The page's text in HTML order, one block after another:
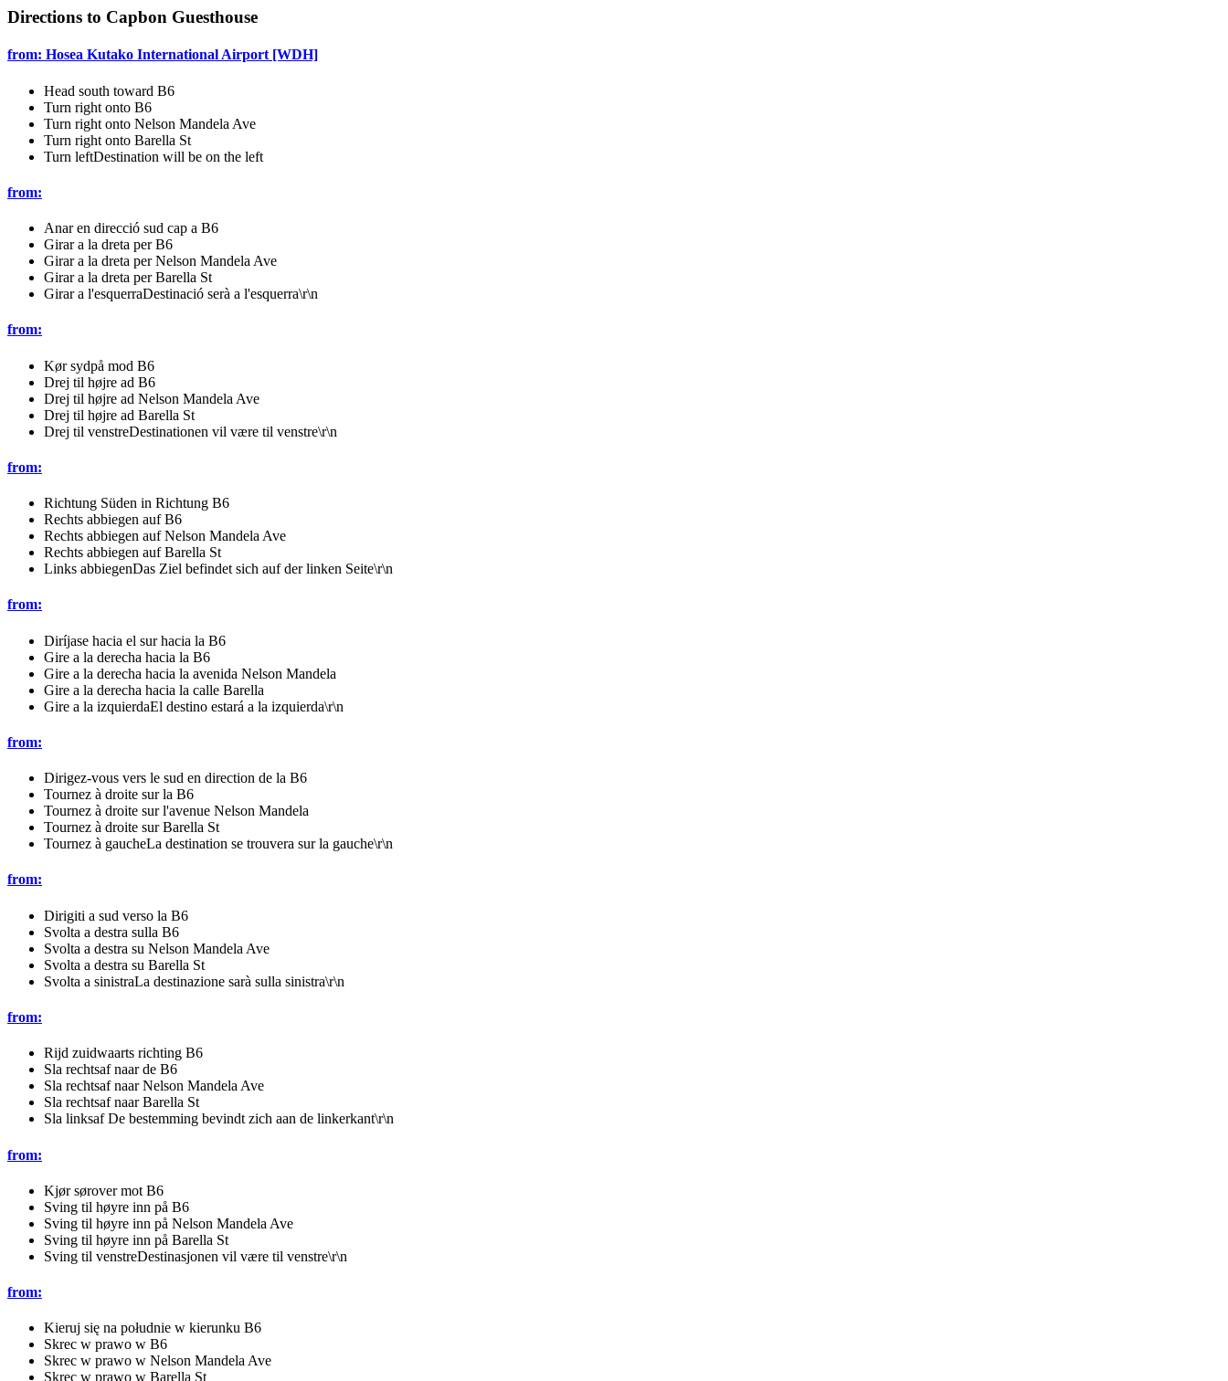
Directions to Capbon Guesthouse
from: Hosea Kutako International Airport [WDH]
Head south toward B6
Turn right onto B6
Turn right onto Nelson Mandela Ave
Turn right onto Barella St
Turn leftDestination will be on the left
from:
Anar en direcció sud cap a B6
Girar a la dreta per B6
Girar a la dreta per Nelson Mandela Ave
Girar a la dreta per Barella St
Girar a l'esquerraDestinació serà a l'esquerra\r\n
from:
Kør sydpå mod B6
Drej til højre ad B6
Drej til højre ad Nelson Mandela Ave
Drej til højre ad Barella St
Drej til venstreDestinationen vil være til venstre\r\n
from:
Richtung Süden in Richtung B6
Rechts abbiegen auf B6
Rechts abbiegen auf Nelson Mandela Ave
Rechts abbiegen auf Barella St
Links abbiegenDas Ziel befindet sich auf der linken Seite\r\n
from:
Diríjase hacia el sur hacia la B6
Gire a la derecha hacia la B6
Gire a la derecha hacia la avenida Nelson Mandela
Gire a la derecha hacia la calle Barella
Gire a la izquierdaEl destino estará a la izquierda\r\n
from:
Dirigez-vous vers le sud en direction de la B6
Tournez à droite sur la B6
Tournez à droite sur l'avenue Nelson Mandela
Tournez à droite sur Barella St
Tournez à gaucheLa destination se trouvera sur la gauche\r\n
from:
Dirigiti a sud verso la B6
Svolta a destra sulla B6
Svolta a destra su Nelson Mandela Ave
Svolta a destra su Barella St
Svolta a sinistraLa destinazione sarà sulla sinistra\r\n
from:
Rijd zuidwaarts richting B6
Sla rechtsaf naar de B6
Sla rechtsaf naar Nelson Mandela Ave
Sla rechtsaf naar Barella St
Sla linksaf De bestemming bevindt zich aan de linkerkant\r\n
from:
Kjør sørover mot B6
Sving til høyre inn på B6
Sving til høyre inn på Nelson Mandela Ave
Sving til høyre inn på Barella St
Sving til venstreDestinasjonen vil være til venstre\r\n
from:
Kieruj się na południe w kierunku B6
Skrec w prawo w B6
Skrec w prawo w Nelson Mandela Ave
Skrec w prawo w Barella St